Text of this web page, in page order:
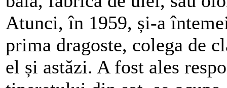
Atunci, în 1959, și-a
prima dragoste, colega de
el și astăzi. A fost ales